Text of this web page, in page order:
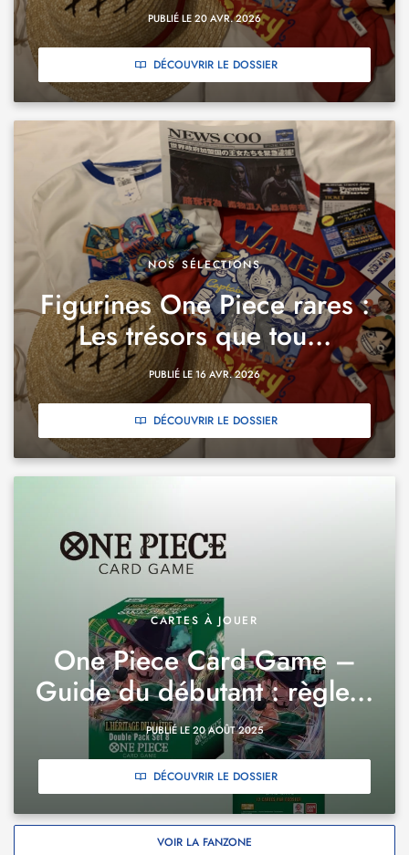
PUBLIÉ LE 20 AVR. 2026
DÉCOUVRIR LE DOSSIER
NOS SÉLECTIONS
Figurines One Piece rares :
Les trésors que tou...
PUBLIÉ LE 16 AVR. 2026
DÉCOUVRIR LE DOSSIER
CARTES À JOUER
One Piece Card Game –
Guide du débutant : règle...
PUBLIÉ LE 20 AOÛT 2025
DÉCOUVRIR LE DOSSIER
VOIR LA FANZONE